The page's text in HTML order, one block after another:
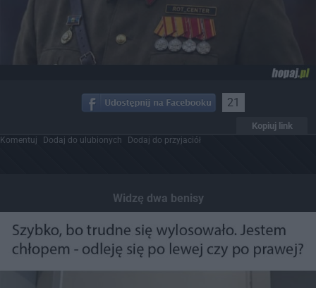
21
Kopiuj link
Komentuj Dodaj do ulubionych Dodaj do przyjaciół
Widzę dwa benisy